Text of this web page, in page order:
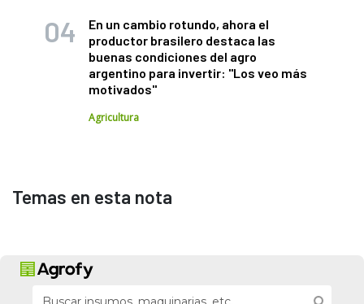
En un cambio rotundo, ahora el
productor brasilero destaca las
buenas condiciones del agro
argentino para invertir: "Los veo más
motivados"
Agricultura
Temas en esta nota